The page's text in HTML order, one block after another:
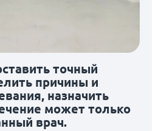
точный
причины и
назначить
может только
врач.